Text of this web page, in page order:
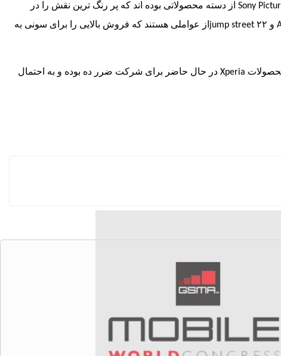
Sony از دسته محصولاتی بوده اند که پر رنگ ترین نقش را در
و ۲۲ jump street از عواملی هستند که فروش بالایی را برای سونی به
Xperia در حال حاضر برای شرکت ضرر ده بوده و به احتمال